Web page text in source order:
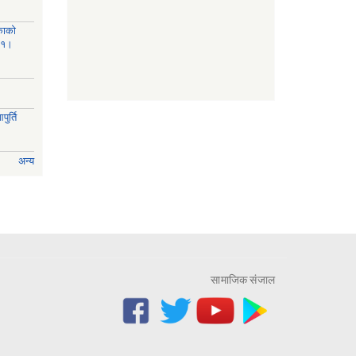
अन्य
सामाजिक संजाल